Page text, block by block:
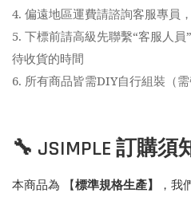
4. 偏遠地區運費請諮詢客服專員
5. 下標前請高級先聯繫“客服人
待收貨的時間
6. 所有商品皆需DIY自行組裝（需
🔧 JSIMPLE 訂購須
本商品為 【標準規格生產】
，我